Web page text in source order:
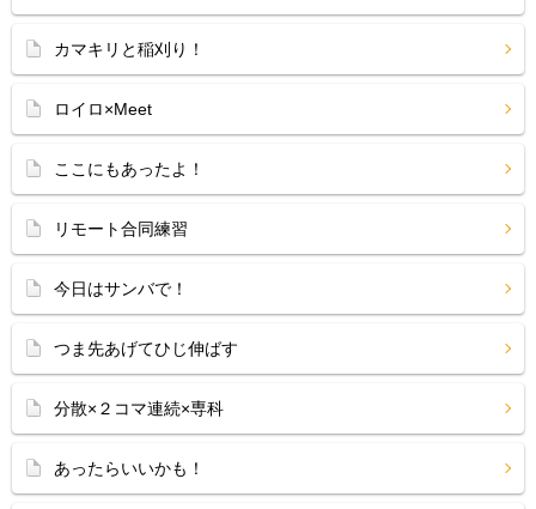
カマキリと稲刈り！
ロイロ×Meet
ここにもあったよ！
リモート合同練習
今日はサンバで！
つま先あげてひじ伸ばす
分散×２コマ連続×専科
あったらいいかも！